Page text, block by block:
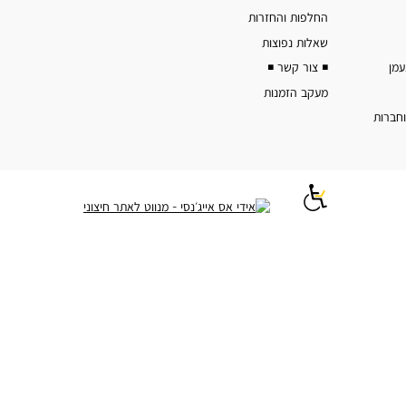
החלפות והחזרות
שאלות נפוצות
◾️ צור קשר ◾️
מעקב הזמנות